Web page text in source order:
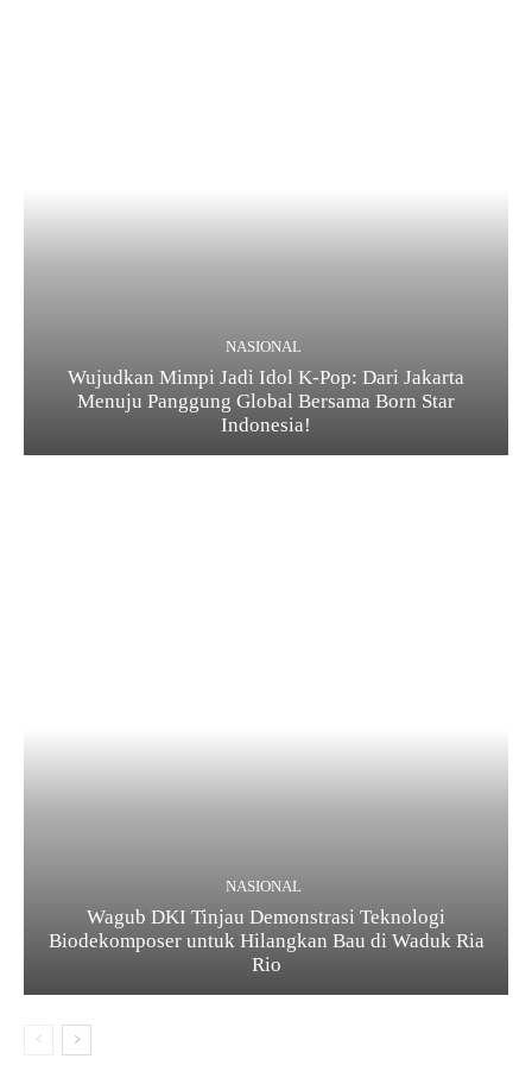
NASIONAL
Wujudkan Mimpi Jadi Idol K-Pop: Dari Jakarta
Menuju Panggung Global Bersama Born Star
Indonesia!
NASIONAL
Wagub DKI Tinjau Demonstrasi Teknologi
Biodekomposer untuk Hilangkan Bau di Waduk Ria
Rio